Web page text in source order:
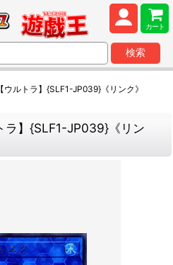
カート
検索
ウルトラ】{SLF1-JP039}《リンク》
ラ】{SLF1-JP039}《リン